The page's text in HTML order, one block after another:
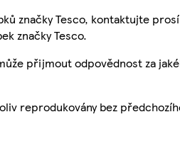
značky Tesco, kontaktujte
značky Tesco.
přijmout odpovědnost za
reprodukovány bez